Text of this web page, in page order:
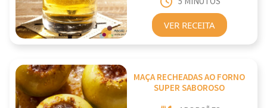
VER RECEITA
MAÇA RECHEADAS AO FORNO
SUPER SABOROSO